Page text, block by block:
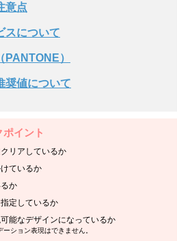
意点
スについて
PANTONE）
奨値について
イント
リアしているか
ているか
か
定しているか
能なデザインになっているか
ション表現はできません。